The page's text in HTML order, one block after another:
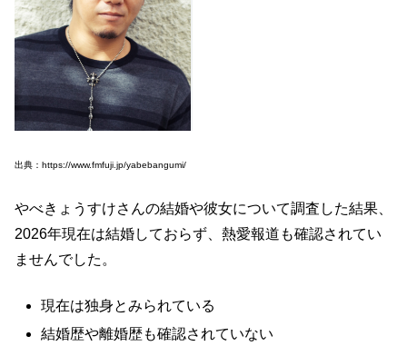
出典：https://www.fmfuji.jp/yabebangumi/
やべきょうすけさんの結婚や彼女について調査した結果、
2026年現在は結婚しておらず、熱愛報道も確認されてい
ませんでした。
現在は独身とみられている
結婚歴や離婚歴も確認されていない